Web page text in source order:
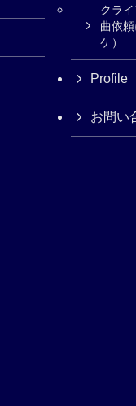
クラ
曲依
ケ）
Profile
お問い